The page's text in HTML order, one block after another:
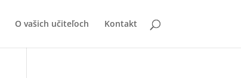
O vašich učiteľoch Kontakt